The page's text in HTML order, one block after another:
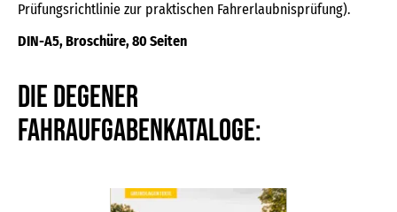
Prüfungsrichtlinie zur praktischen Fahrerlaubnisprüfung).
DIN-A5, Broschüre, 80 Seiten
Die DEGENER
Fahraufgabenkataloge: